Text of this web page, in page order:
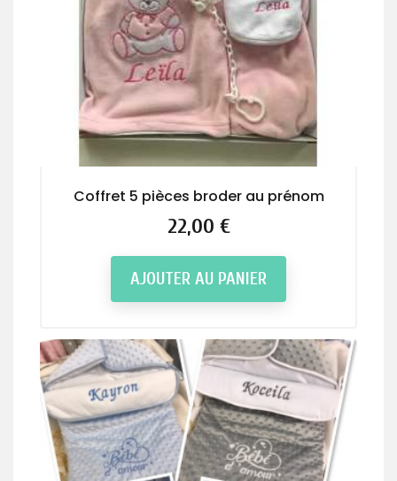
Coffret 5 pièces broder au prénom
Prix
22,00 €
AJOUTER AU PANIER